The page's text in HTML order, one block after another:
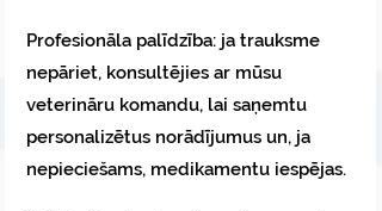
Profesionāla palīdzība: ja trauksme
nepāriet, konsultējies ar mūsu
veterināru komandu, lai saņemtu
personalizētus norādījumus un, ja
nepieciešams, medikamentu iespējas.